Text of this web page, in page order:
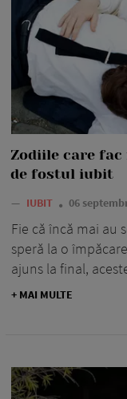
Zodiile care
de fostul iubit
— IUBIT 06
Fie că încă mai au
speră la o
ajuns la final,
+ MAI MULTE